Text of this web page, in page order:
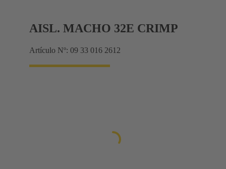
AISL. MACHO 32E CRIMP
Artículo Nº: 09 33 016 2612